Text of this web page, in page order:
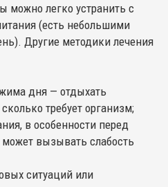
можно легко устранить с
(есть небольшими
Другие методики лечения
дня — отдыхать
требует организм;
в особенности перед
вызывать слабость
ситуаций или